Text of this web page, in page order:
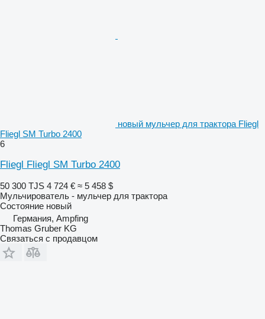
новый мульчер для трактора Fliegl
Fliegl SM Turbo 2400
6
Fliegl Fliegl SM Turbo 2400
50 300 TJS 4 724 € ≈ 5 458 $
Мульчирователь - мульчер для трактора
Состояние новый
Германия, Ampfing
Thomas Gruber KG
Связаться с продавцом